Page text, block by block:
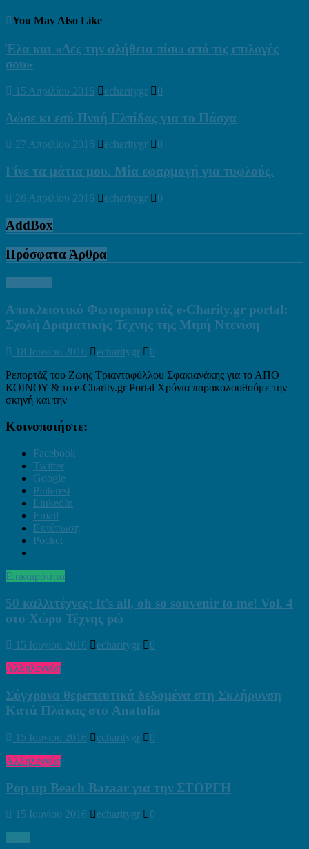
You May Also Like
Έλα και «Δες την αλήθεια πίσω από τις επιλογές
σου»
15 Απριλίου 2016 echaritygr 0
Δώσε κι εσύ Πνοή Ελπίδας για το Πάσχα
27 Απριλίου 2016 echaritygr 0
Γίνε τα μάτια μου. Μία εφαρμογή για τυφλούς.
26 Απριλίου 2016 echaritygr 0
AddBox
Πρόσφατα Άρθρα
Αποκλειστικό Φωτορεπορτάζ e-Charity.gr portal:
Σχολή Δραματικής Τέχνης της Μιμή Ντενίση
18 Ιουνίου 2016 echaritygr
0
Ρεπορτάζ του Ζώης Τριανταφύλλου Σφακιανάκης για το ΑΠΟ
ΚΟΙΝΟΥ & το e-Charity.gr Portal Χρόνια παρακολουθούμε την
σκηνή και την
Κοινοποιήστε:
Facebook
Twitter
Google
Pinterest
LinkedIn
Email
Εκτύπωση
Pocket
Επικαιρότητα
50 καλλιτέχνες: It’s all, oh so souvenir to me! Vol. 4
στο Χώρο Τέχνης ρώ
15 Ιουνίου 2016 echaritygr
0
Αλληλεγγύη
Σύγχρονα θεραπευτικά δεδομένα στη Σκλήρυνση
Κατά Πλάκας στο Anatolia
15 Ιουνίου 2016 echaritygr
0
Αλληλεγγύη
Pop up Beach Bazaar για την ΣΤΟΡΓΗ
15 Ιουνίου 2016 echaritygr
0